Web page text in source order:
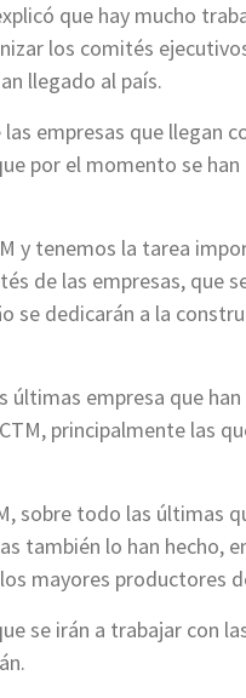
que hay mucho
los comités
llegado al país.
empresas que llegan
por el momento se
y tenemos la tarea
de las empresas, que
se dedicarán a la
últimas empresa que
principalmente las
sobre todo las últimas
también lo han hecho,
mayores productores
se irán a trabajar con